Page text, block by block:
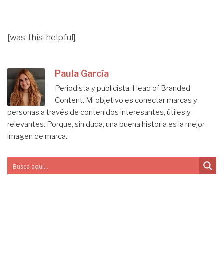
[was-this-helpful]
Paula García
Periodista y publicista. Head of Branded
Content. Mi objetivo es conectar marcas y
personas a través de contenidos interesantes, útiles y
relevantes. Porque, sin duda, una buena historia es la mejor
imagen de marca.